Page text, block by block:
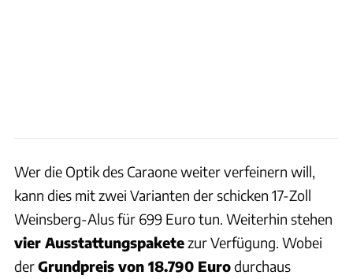
Wer die Optik des Caraone weiter verfeinern will,
kann dies mit zwei Varianten der schicken 17-Zoll
Weinsberg-Alus für 699 Euro tun. Weiterhin stehen
vier Ausstattungspaketezur Verfügung. Wobei
derGrundpreis von 18.790 Eurodurchaus